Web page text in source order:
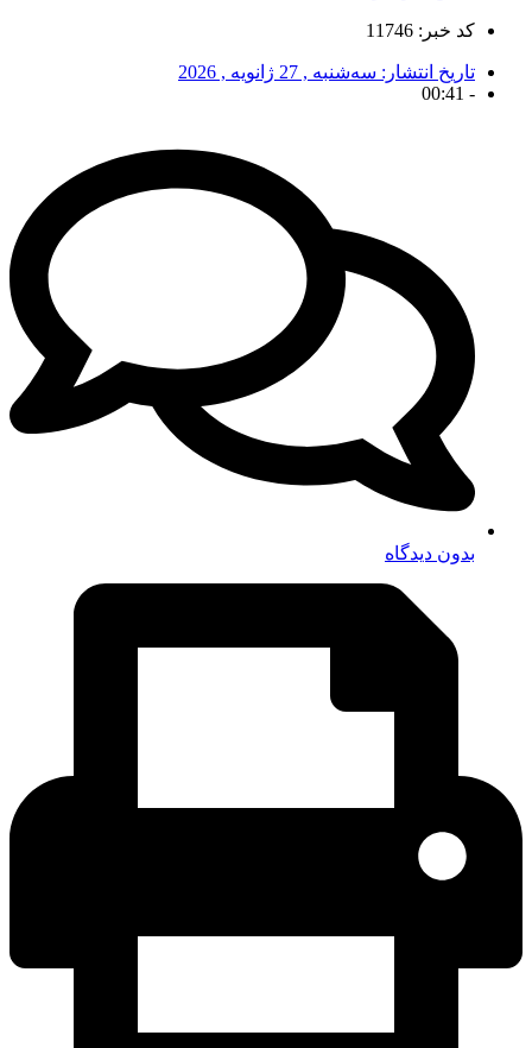
کد خبر: 11746
تاریخ انتشار: سه‌شنبه , 27 ژانویه , 2026
-
00:41
بدون دیدگاه